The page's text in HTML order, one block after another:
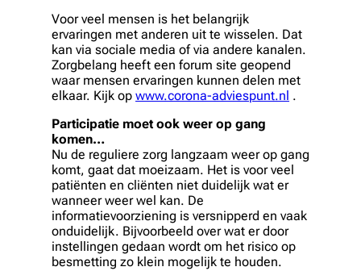
Voor veel mensen is het belangrijk
ervaringen met anderen uit te wisselen. Dat
kan via sociale media of via andere kanalen.
Zorgbelang heeft een forum site geopend
waar mensen ervaringen kunnen delen met
elkaar. Kijk op www.corona-adviespunt.nl .
Participatie moet ook weer op gang
komen…
Nu de reguliere zorg langzaam weer op gang
komt, gaat dat moeizaam. Het is voor veel
patiënten en cliënten niet duidelijk wat er
wanneer weer wel kan. De
informatievoorziening is versnipperd en vaak
onduidelijk. Bijvoorbeeld over wat er door
instellingen gedaan wordt om het risico op
besmetting zo klein mogelijk te houden.